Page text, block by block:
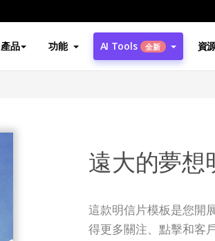
產品 功能 AI Tools 全新 資
遠大的夢想
這款明信片模板是您開
得更多關注、點擊和客戶